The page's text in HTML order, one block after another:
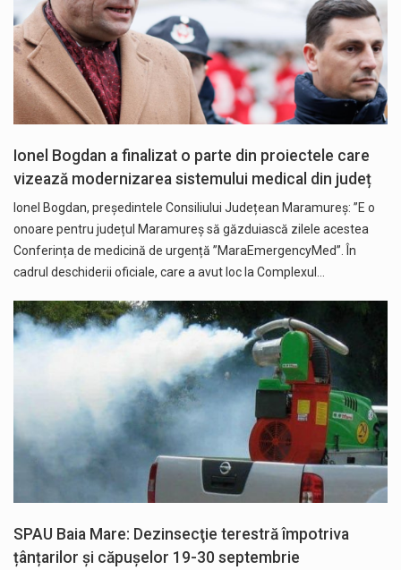
Ionel Bogdan a finalizat o parte din proiectele care
vizează modernizarea sistemului medical din județ
Ionel Bogdan, președintele Consiliului Județean Maramureș: ”E o
onoare pentru județul Maramureș să găzduiască zilele acestea
Conferința de medicină de urgență ”MaraEmergencyMed”. În
cadrul deschiderii oficiale, care a avut loc la Complexul…
SPAU Baia Mare: Dezinsecţie terestră împotriva
țânțarilor și căpușelor 19-30 septembrie